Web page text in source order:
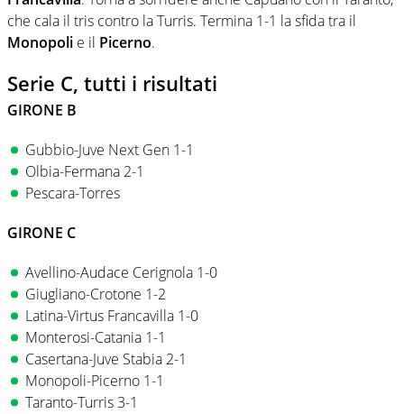
che cala il tris contro la Turris. Termina 1-1 la sfida tra il
Monopoli e il Picerno.
Serie C, tutti i risultati
GIRONE B
Gubbio-Juve Next Gen 1-1
Olbia-Fermana 2-1
Pescara-Torres
GIRONE C
Avellino-Audace Cerignola 1-0
Giugliano-Crotone 1-2
Latina-Virtus Francavilla 1-0
Monterosi-Catania 1-1
Casertana-Juve Stabia 2-1
Monopoli-Picerno 1-1
Taranto-Turris 3-1